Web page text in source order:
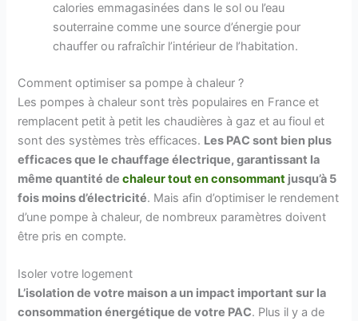
calories emmagasinées dans le sol ou l’eau
souterraine comme une source d’énergie pour
chauffer ou rafraîchir l’intérieur de l’habitation.
Comment optimiser sa pompe à chaleur ?
Les pompes à chaleur sont très populaires en France et
remplacent petit à petit les chaudières à gaz et au fioul et
sont des systèmes très efficaces. Les PAC sont bien plus
efficaces que le chauffage électrique, garantissant la
même quantité dechaleur tout en consommant jusqu’à 5
fois moins d’électricité. Mais afin d’optimiser le rendement
d’une pompe à chaleur, de nombreux paramètres doivent
être pris en compte.
Isoler votre logement
L’isolation de votre maison a un impact important sur la
consommation énergétique de votre PAC. Plus il y a de